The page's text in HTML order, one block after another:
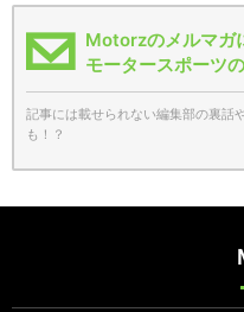
Motorzのメルマガ
モータースポーツ
記事には載せられない編集部の裏話
も！？